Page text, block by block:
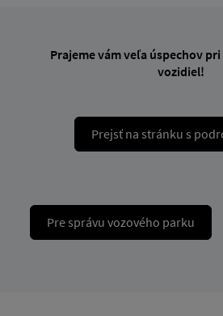
Prajeme vám veľa úspechov
vozidiel!
Prejsť na stránku s
Pre správu vozového parku